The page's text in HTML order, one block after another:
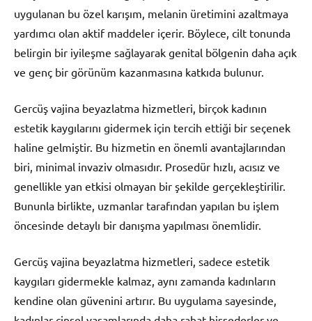
uygulanan bu özel karışım, melanin üretimini azaltmaya
yardımcı olan aktif maddeler içerir. Böylece, cilt tonunda
belirgin bir iyileşme sağlayarak genital bölgenin daha açık
ve genç bir görünüm kazanmasına katkıda bulunur.
Gercüş vajina beyazlatma hizmetleri, birçok kadının
estetik kaygılarını gidermek için tercih ettiği bir seçenek
haline gelmiştir. Bu hizmetin en önemli avantajlarından
biri, minimal invaziv olmasıdır. Prosedür hızlı, acısız ve
genellikle yan etkisi olmayan bir şekilde gerçekleştirilir.
Bununla birlikte, uzmanlar tarafından yapılan bu işlem
öncesinde detaylı bir danışma yapılması önemlidir.
Gercüş vajina beyazlatma hizmetleri, sadece estetik
kaygıları gidermekle kalmaz, aynı zamanda kadınların
kendine olan güvenini artırır. Bu uygulama sayesinde,